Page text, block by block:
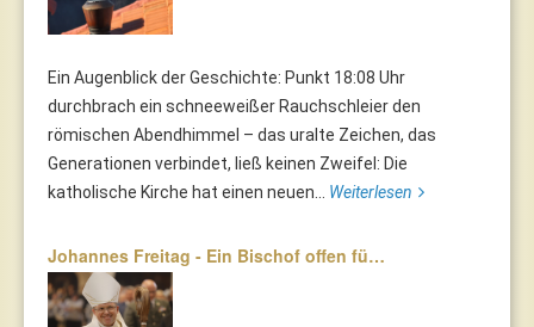
Ein Augenblick der Geschichte: Punkt 18:08 Uhr
durchbrach ein schneeweißer Rauchschleier den
römischen Abendhimmel – das uralte Zeichen, das
Generationen verbindet, ließ keinen Zweifel: Die
katholische Kirche hat einen neuen... Weiterlesen
Johannes Freitag - Ein Bischof offen fü…